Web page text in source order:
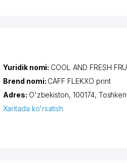
Yuridik nomi: COOL AND FRESH
Brend nomi: CAFF FLEKXO print
Adres: O'zbekiston, 100174,
Xaritada ko'rsatish